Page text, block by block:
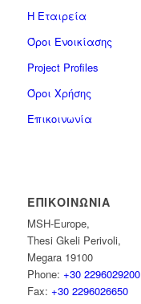
Η Εταιρεία
Όροι Ενοικίασης
Project Profiles
Όροι Χρήσης
Επικοινωνία
ΕΠΙΚΟΙΝΩΝΊΑ
MSH-Europe,
Thesi Gkeli Perivoli,
Megara 19100
Phone: +30 2296029200
Fax: +30 2296026650